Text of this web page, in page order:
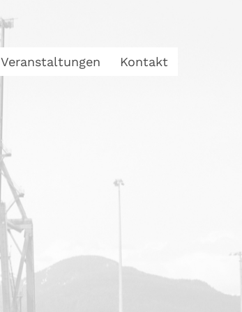
Veranstaltungen Kontakt